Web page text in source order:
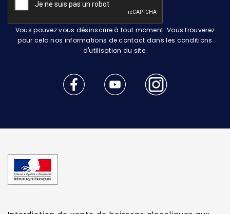
Vous pouvez vous désinscrire à tout moment. Vous trouverez
pour cela nos informations de contact dans les conditions
d'utilisation du site.